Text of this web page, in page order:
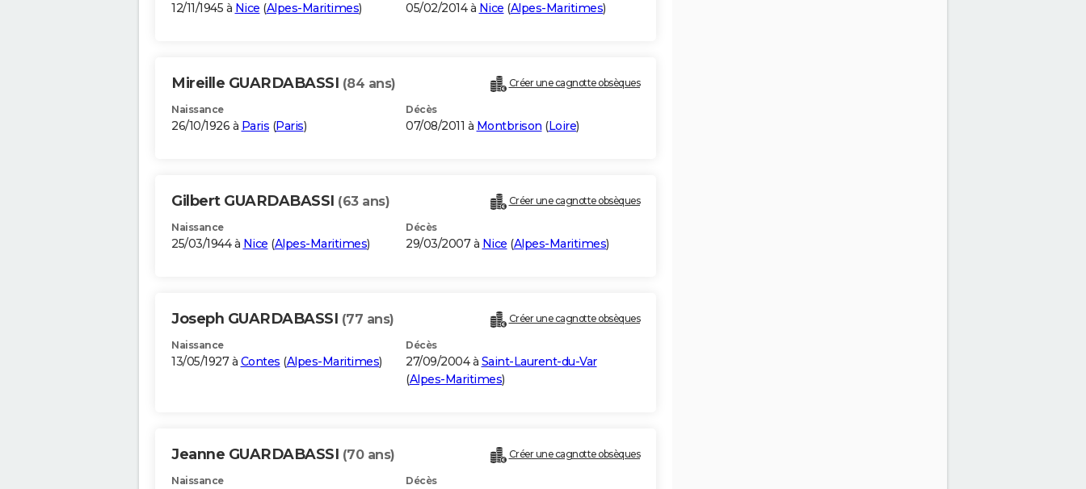
12/11/1945 à Nice (Alpes-Maritimes) 05/02/2014 à Nice (Alpes-Maritimes)
Mireille GUARDABASSI (84 ans) Créer une cagnotte obsèques
Naissance
26/10/1926 à Paris (Paris)
Décès
07/08/2011 à Montbrison (Loire)
Gilbert GUARDABASSI (63 ans) Créer une cagnotte obsèques
Naissance
25/03/1944 à Nice (Alpes-Maritimes)
Décès
29/03/2007 à Nice (Alpes-Maritimes)
Joseph GUARDABASSI (77 ans) Créer une cagnotte obsèques
Naissance
13/05/1927 à Contes (Alpes-Maritimes)
Décès
27/09/2004 à Saint-Laurent-du-Var
(Alpes-Maritimes)
Jeanne GUARDABASSI (70 ans) Créer une cagnotte obsèques
Naissance Décès